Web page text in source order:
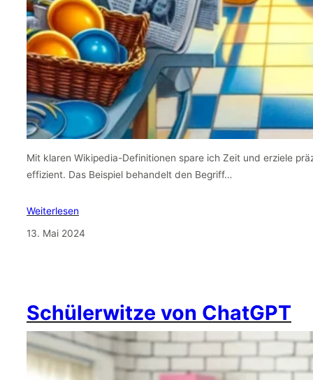
Mit klaren Wikipedia-Definitionen spare ich Zeit und erziele
effizient. Das Beispiel behandelt den Begriff…
Weiterlesen
13. Mai 2024
Schülerwitze von ChatGPT